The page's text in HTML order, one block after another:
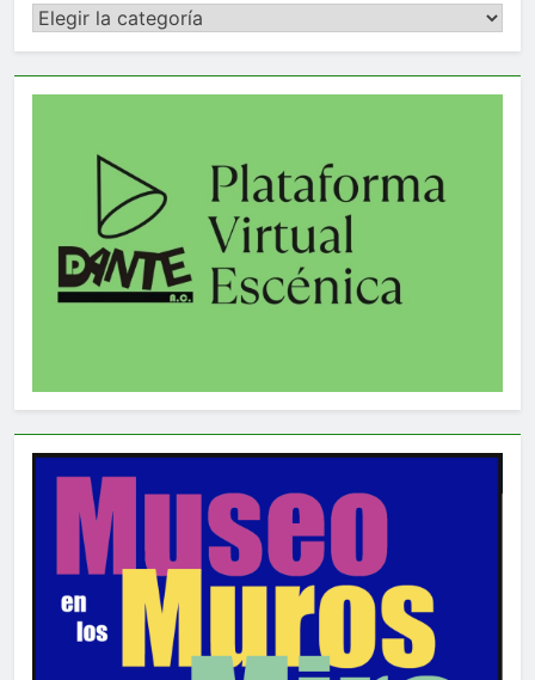
Categorías